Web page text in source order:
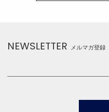
NEWSLETTER メルマガ登録